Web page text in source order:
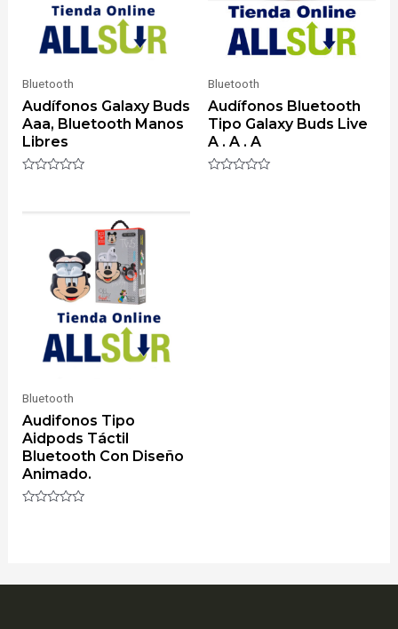
Bluetooth
Audífonos Galaxy Buds
Aaa, Bluetooth Manos
Libres
Bluetooth
Audífonos Bluetooth
Tipo Galaxy Buds Live
A . A . A
Bluetooth
Audifonos Tipo
Aidpods Táctil
Bluetooth Con Diseño
Animado.